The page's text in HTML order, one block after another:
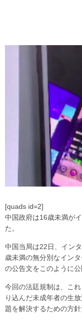
[quads id=2]
中国政府は16歳未満が
た。
中国当局は22日、イン
歳未満の無分別なイン
の公告文をこのように公
今回の法廷規制は、こ
り込んだ未成年者の生
題を解決するための方針